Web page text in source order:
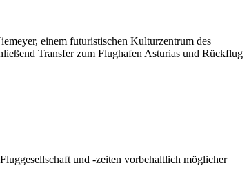
einem futuristischen Kulturzentrum des
Transfer zum Flughafen Asturias und Rückflug
und -zeiten vorbehaltlich möglicher